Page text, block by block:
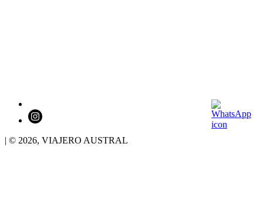
| © 2026, VIAJERO AUSTRAL